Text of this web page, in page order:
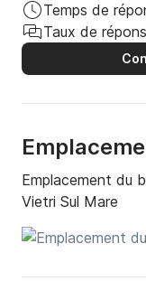
Temps de
Taux de
Emplacement du
Vietri Sul Mare